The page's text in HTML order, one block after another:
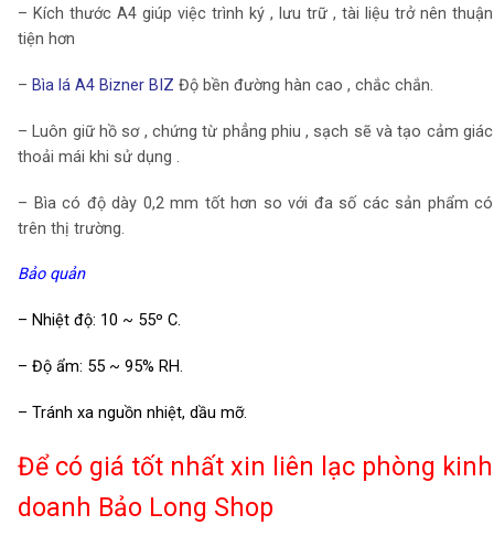
– Kích thước A4 giúp việc trình ký , lưu trữ , tài liệu trở nên thuận
tiện hơn
– Bìa lá A4 Bizner BIZ Độ bền đường hàn cao , chắc chắn.
– Luôn giữ hồ sơ , chứng từ phẳng phiu , sạch sẽ và tạo cảm giác
thoải mái khi sử dụng .
– Bìa có độ dày 0,2 mm tốt hơn so với đa số các sản phẩm có
trên thị trường.
Bảo quản
– Nhiệt độ: 10 ~ 55º C.
– Độ ẩm: 55 ~ 95% RH.
– Tránh xa nguồn nhiệt, dầu mỡ.
Để có giá tốt nhất xin liên lạc phòng kinh
doanh Bảo Long Shop